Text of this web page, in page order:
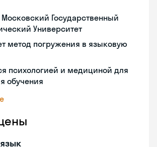
Государственный
Университет
метод погружения в языковую
психологией и медициной для
обучения